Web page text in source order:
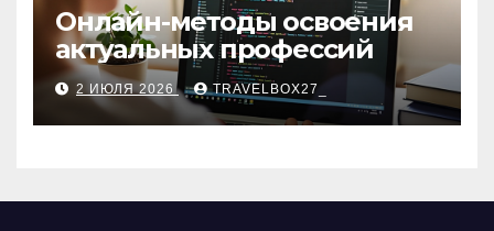
Онлайн-методы освоения
актуальных профессий
2 ИЮЛЯ 2026 TRAVELBOX27_